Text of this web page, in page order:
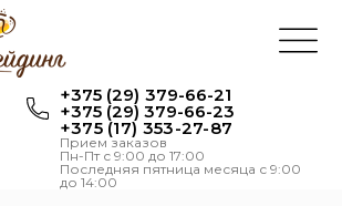
+375 (29) 379-66-21
+375 (29) 379-66-23
+375 (17) 353-27-87
Прием заказов
Пн-Пт с 9:00 до 17:00
Последняя пятница месяца с 9:00
до 14:00